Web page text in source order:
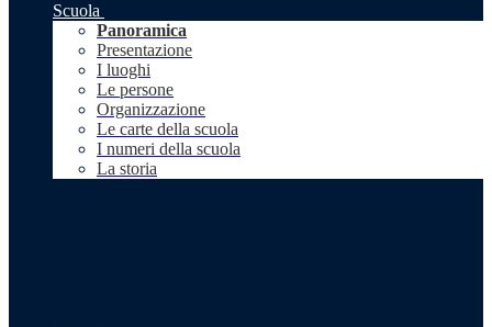
Scuola
Panoramica
Presentazione
I luoghi
Le persone
Organizzazione
Le carte della scuola
I numeri della scuola
La storia